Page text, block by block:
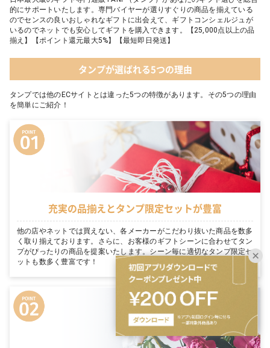
的にサポートいたします。専門バイヤーが選りすぐりの商品を揃えている
のでセンスの良いおしゃれなギフトに出会えて、ギフトコンシェルジュが
いるのでネットでも安心してギフトを購入できます。【25,000点以上の品
揃え】【ポイント還元最大5%】【最短即日発送】
タンプが選ばれる5つの理由
タンプでは他のECサイトとは違った5つの特徴があります。その5つの理由
を簡単にご紹介！
充実の品揃えとタンプ限定セットが豊富
他の店やネットでは買えない、各メーカーがこだわり抜いた商品を数多
く取り揃えております。さらに、お客様のギフトシーンに合わせてタン
プがぴったりの商品を提案いたします。シーン毎に適切なタンプ限定セ
ットも数多く豊富です！